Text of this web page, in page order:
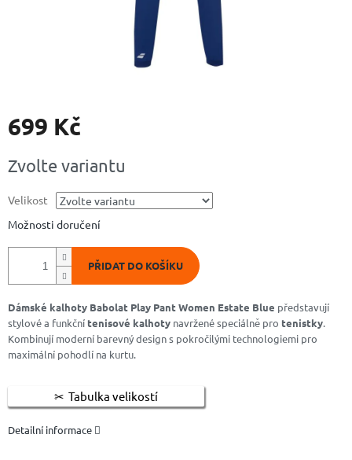
699 Kč
cena:
Zvolte variantu
Velikost
Možnosti doručení
PŘIDAT DO KOŠÍKU
Dámské kalhoty Babolat Play Pant Women Estate Blue představují
stylové a funkčnítenisové kalhoty navržené speciálně pro tenistky.
Kombinují moderní barevný design s pokročilými technologiemi pro
maximální pohodlí na kurtu.
Tabulka velikostí
Detailní informace